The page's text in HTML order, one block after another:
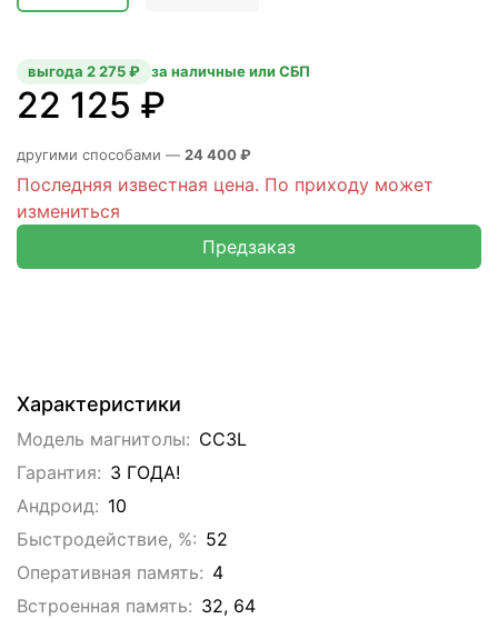
Характеристики
Модель магнитолы: CC3L
Гарантия: 3 ГОДА!
Андроид: 10
Быстродействие, %: 52
Оперативная память: 4
Встроенная память: 32, 64
22 125 ₽
выгода 2 275 ₽ за наличные или СБП
другими способами — 24 400 ₽
Последняя известная цена. По приходу может
измениться
Предзаказ